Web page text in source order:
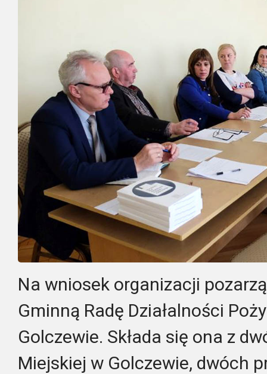
Na wniosek organizacji
Gminną Radę Działalności
Golczewie. Składa się ona z
Miejskiej w Golczewie, dwóch